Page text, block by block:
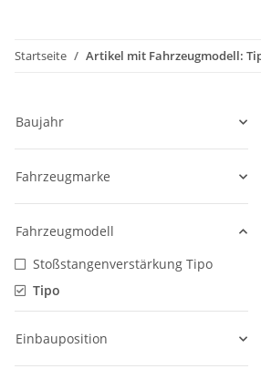
Startseite Artikel mit Fahrzeugmodell:
Baujahr
Fahrzeugmarke
Fahrzeugmodell
Stoßstangenverstärkung Tipo
Tipo
Einbauposition